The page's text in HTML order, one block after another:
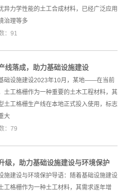
异力学性能的土工合成材料，已经广泛应用
治理等多
：91
线落成，助力基础设施建设
础设施建设2023年10月，某地——在当前
土工格栅作为一种重要的土木工程材料，其
土工格栅生产线在本地正式投入使用，标志
大
：79
级，助力基础设施建设与环境保护
施建设与环境保护导语：随着基础设施建设
工格栅作为一种土工材料，其需求逐年增